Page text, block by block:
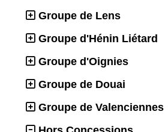
Groupe de Lens
Groupe d'Hénin Liétard
Groupe d'Oignies
Groupe de Douai
Groupe de Valenciennes